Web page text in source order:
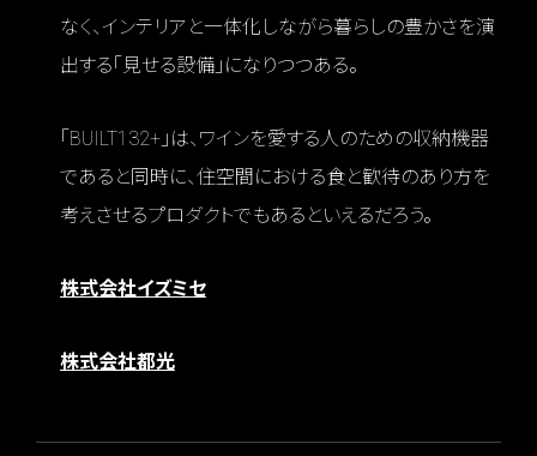
なく、インテリアと一体化しながら暮らしの豊かさを演
出する「見せる設備」になりつつある。
「BUILT132+」は、ワインを愛する人のための収納機器
であると同時に、住空間における食と歓待のあり方を
考えさせるプロダクトでもあるといえるだろう。
株式会社イズミセ
株式会社都光